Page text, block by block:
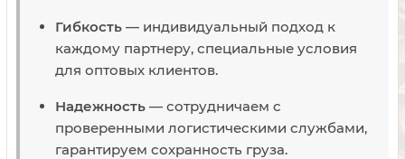
Гибкость — индивидуальный подход к
каждому партнеру, специальные условия
для оптовых клиентов.
Надежность — сотрудничаем с
проверенными логистическими службами,
гарантируем сохранность груза.